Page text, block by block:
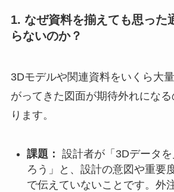
1. なぜ資料を揃えても思った
らないのか？
3Dモデルや関連資料をいくら大
がってきた図面が期待外れにな
ります。
課題： 設計者が「3Dデータ
ろう」と、設計の意図や重要
で伝えていないことです。外